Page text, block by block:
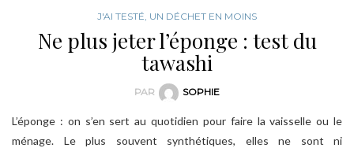
J'AI TESTÉ, UN DÉCHET EN MOINS
Ne plus jeter l’éponge : test du
tawashi
PAR SOPHIE
L’éponge : on s’en sert au quotidien pour faire la vaisselle ou le
ménage. Le plus souvent synthétiques, elles ne sont ni